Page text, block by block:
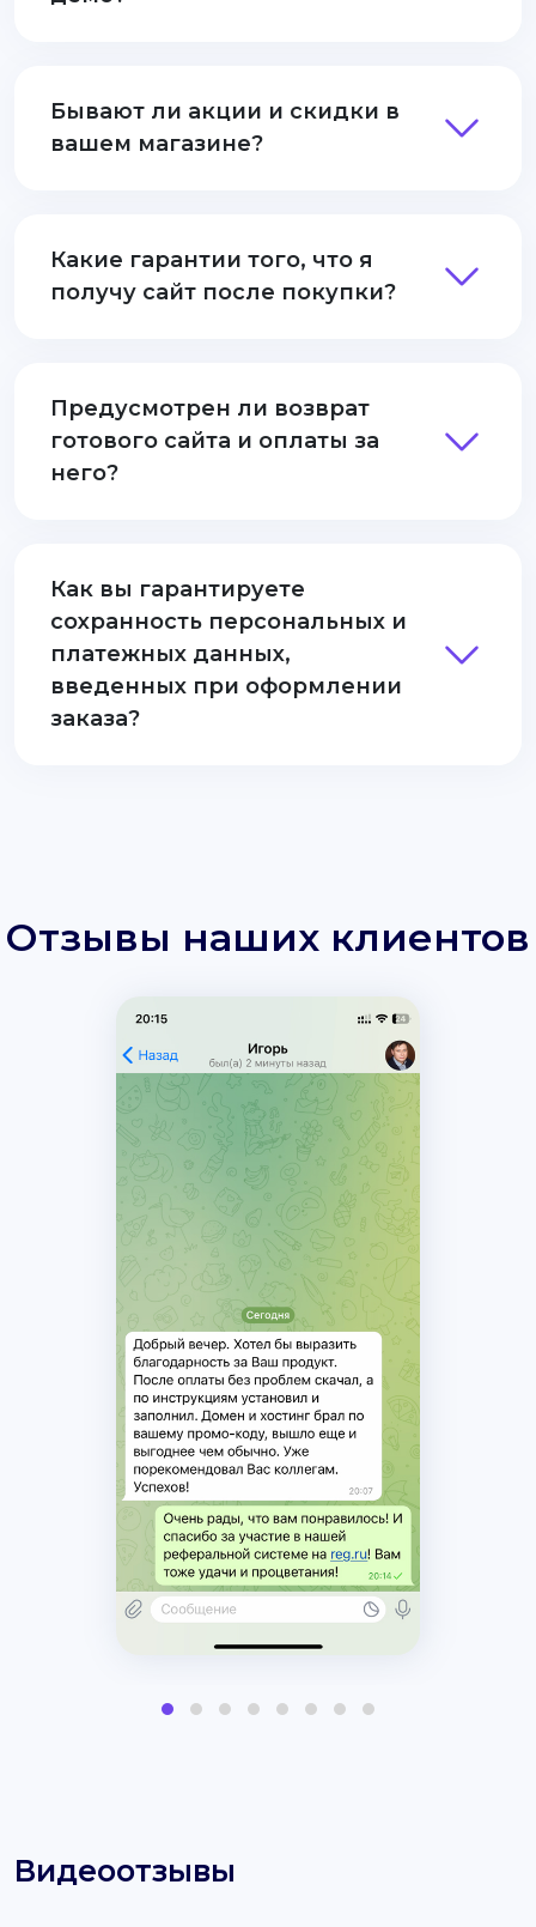
Бывают ли акции и скидки в
вашем магазине?
Какие гарантии того, что я
получу сайт после покупки?
Предусмотрен ли возврат
готового сайта и оплаты за
него?
Как вы гарантируете
сохранность персональных и
платежных данных,
введенных при оформлении
заказа?
Отзывы наших клиентов
Видеоотзывы